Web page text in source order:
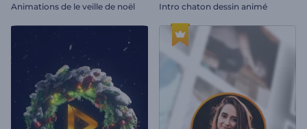
Animations de le veille de noël Intro chaton dessin animé